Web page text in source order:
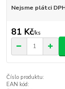
Nejsme plátci
81 Kč/ks
Číslo produktu:
EAN kód: